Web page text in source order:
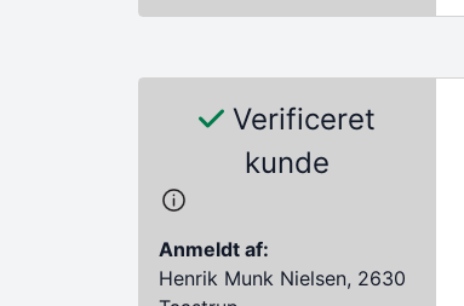
Verificeret
kunde
Anmeldt af:
Henrik Munk Nielsen, 2630